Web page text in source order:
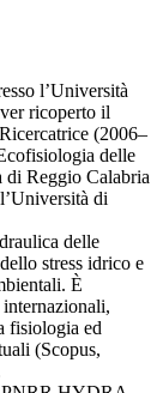
l’Università
ricoperto il
(2006–
delle
di Reggio Calabria
di
delle
stress idrico e
È
fisiologia ed
(Scopus,